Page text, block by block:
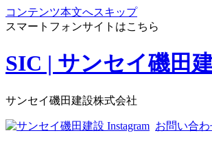
コンテンツ本文へスキップ
スマートフォンサイトはこちら
SIC | サンセイ磯田
サンセイ磯田建設株式会社
お問い合わ